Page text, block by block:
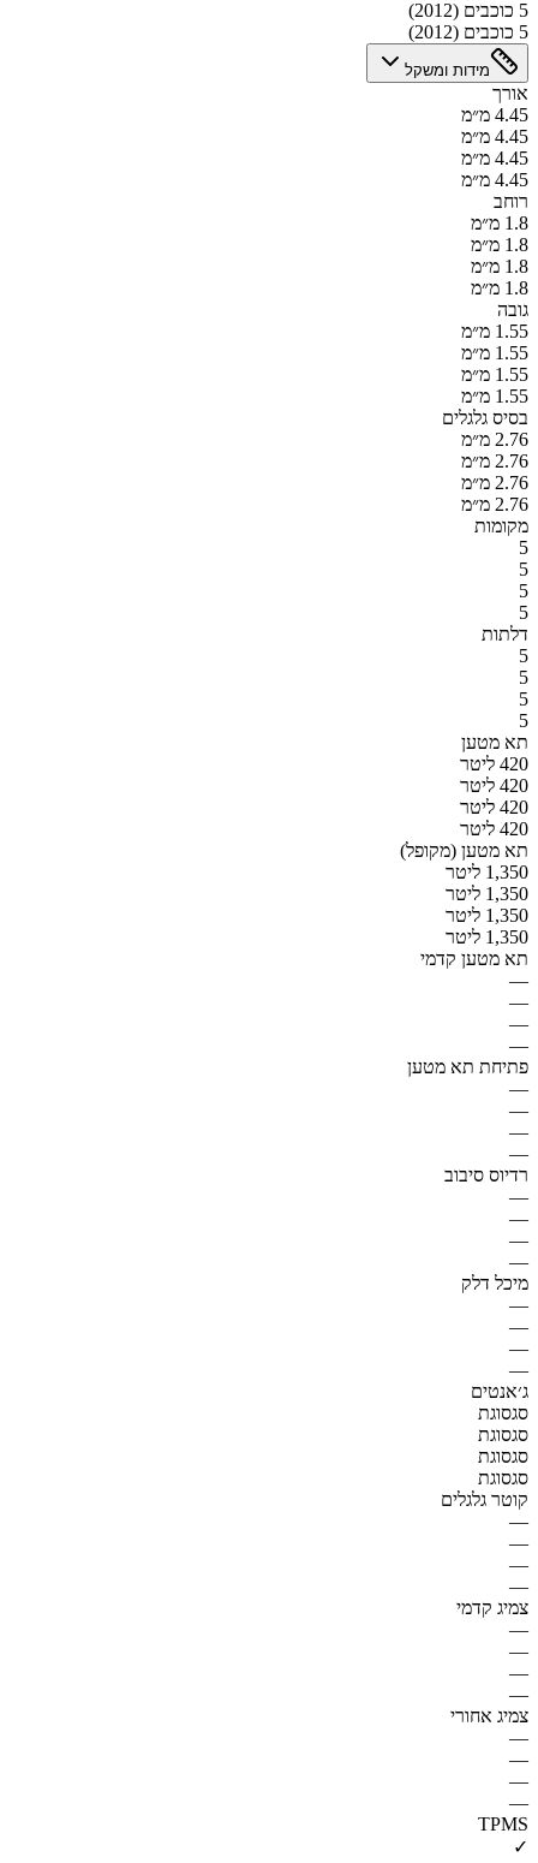
5 כוכבים (2012)
5 כוכבים (2012)
מידות ומשקל
אורך
4.45 מ״מ
4.45 מ״מ
4.45 מ״מ
4.45 מ״מ
רוחב
1.8 מ״מ
1.8 מ״מ
1.8 מ״מ
1.8 מ״מ
גובה
1.55 מ״מ
1.55 מ״מ
1.55 מ״מ
1.55 מ״מ
בסיס גלגלים
2.76 מ״מ
2.76 מ״מ
2.76 מ״מ
2.76 מ״מ
מקומות
5
5
5
5
דלתות
5
5
5
5
תא מטען
420 ליטר
420 ליטר
420 ליטר
420 ליטר
תא מטען (מקופל)
1,350 ליטר
1,350 ליטר
1,350 ליטר
1,350 ליטר
תא מטען קדמי
—
—
—
—
פתיחת תא מטען
—
—
—
—
רדיוס סיבוב
—
—
—
—
מיכל דלק
—
—
—
—
ג׳אנטים
סגסוגת
סגסוגת
סגסוגת
סגסוגת
קוטר גלגלים
—
—
—
—
צמיג קדמי
—
—
—
—
צמיג אחורי
—
—
—
—
TPMS
✓